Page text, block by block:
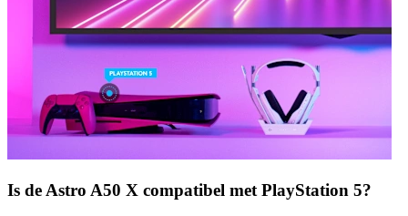
Is de Astro A50 X compatibel met PlayStation 5?